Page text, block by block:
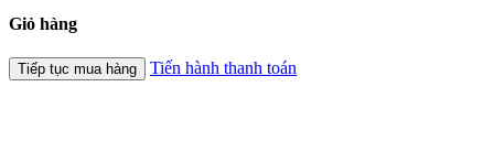
Giỏ hàng
Tiếp tục mua hàng Tiến hành thanh toán